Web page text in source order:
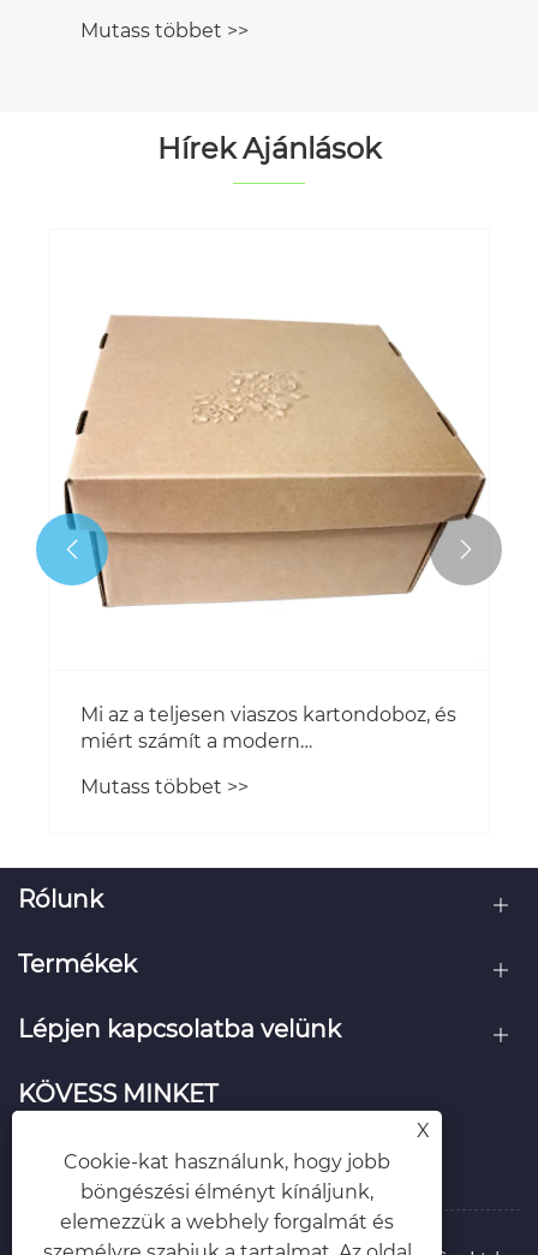
Mutass többet >>
Hírek Ajánlások
Mi az a teljesen viaszos kartondoboz, és
miért számít a modern
Mutass többet >>
 
Rólunk
Termékek
Lépjen kapcsolatba velünk
KÖVESS MINKET
X
Cookie-kat használunk, hogy jobb
böngészési élményt kínáljunk,
elemezzük a webhely forgalmát és